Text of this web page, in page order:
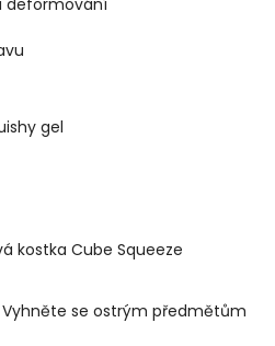
gel
kostka Cube Squeeze
se ostrým předmětům